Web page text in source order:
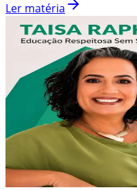
Ler matéria